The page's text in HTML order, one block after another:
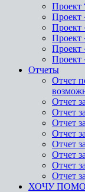
Проект
Проект
Проект
Проект
Проект
Проект
Отчеты
Отчет
Отчет
Отчет
Отчет
Отчет
Отчет
Отчет
Отчет
Отчет
ХОЧУ